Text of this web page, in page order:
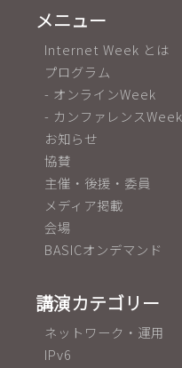
メニュー
Internet Week とは
プログラム
- オンラインWeek
- カンファレンスWeek
お知らせ
協賛
主催・後援・委員
メディア掲載
会場
BASICオンデマンド
講演カテゴリー
ネットワーク・運用
IPv6